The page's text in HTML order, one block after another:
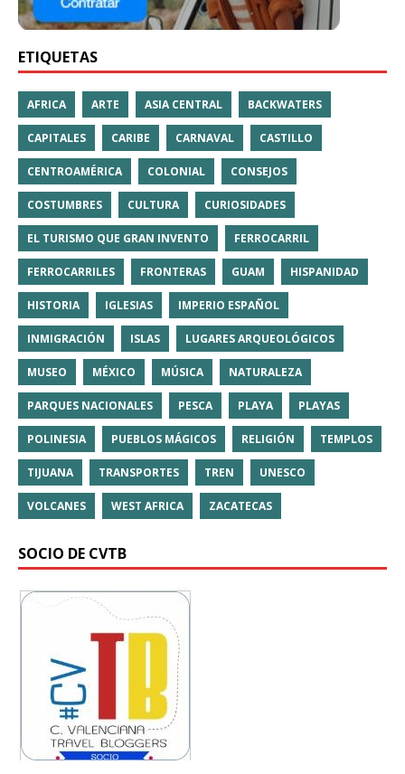
ETIQUETAS
AFRICA ARTE ASIA CENTRAL BACKWATERS
CAPITALES CARIBE CARNAVAL CASTILLO
CENTROAMÉRICA COLONIAL CONSEJOS
COSTUMBRES CULTURA CURIOSIDADES
EL TURISMO QUE GRAN INVENTO FERROCARRIL
FERROCARRILES FRONTERAS GUAM HISPANIDAD
HISTORIA IGLESIAS IMPERIO ESPAÑOL
INMIGRACIÓN ISLAS LUGARES ARQUEOLÓGICOS
MUSEO MÉXICO MÚSICA NATURALEZA
PARQUES NACIONALES PESCA PLAYA PLAYAS
POLINESIA PUEBLOS MÁGICOS RELIGIÓN TEMPLOS
TIJUANA TRANSPORTES TREN UNESCO
VOLCANES WEST AFRICA ZACATECAS
SOCIO DE CVTB